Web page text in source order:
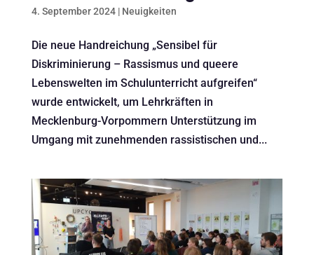
4. September 2024| Neuigkeiten
Die neue Handreichung „Sensibel für
Diskriminierung – Rassismus und queere
Lebenswelten im Schulunterricht aufgreifen“
wurde entwickelt, um Lehrkräften in
Mecklenburg-Vorpommern Unterstützung im
Umgang mit zunehmenden rassistischen und...